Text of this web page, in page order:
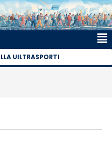
UILTRASPORTI